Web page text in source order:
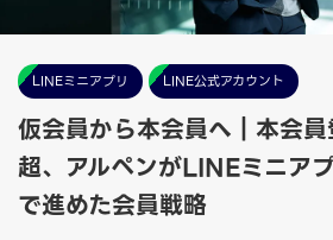
LINEミニアプリ LINE公式アカウント
仮会員から本会員へ｜本会
超、アルペンがLINEミニア
で進めた会員戦略